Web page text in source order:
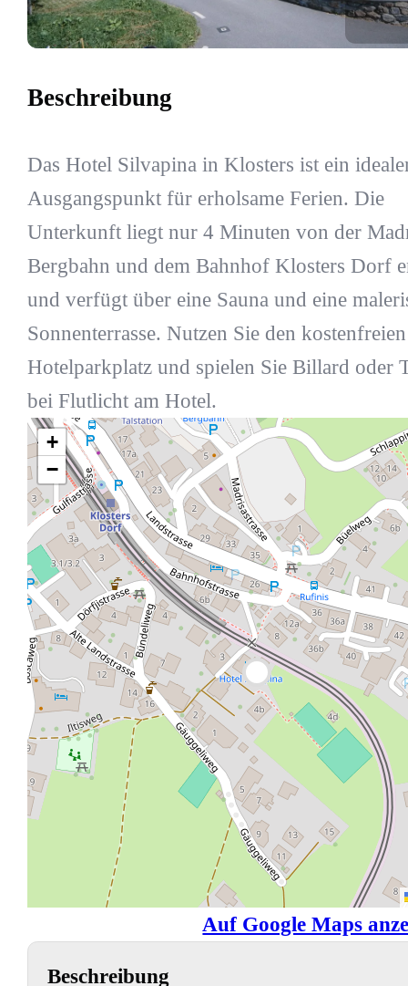
Beschreibung
Das Hotel Silvapina in Klosters ist ein
Ausgangspunkt für erholsame Ferien. Die
Unterkunft liegt nur 4 Minuten von der
Bergbahn und dem Bahnhof Klosters Dorf
und verfügt über eine Sauna und eine
Sonnenterrasse. Nutzen Sie den kostenfreien
Hotelparkplatz und spielen Sie Billard oder
bei Flutlicht am Hotel.
+
−
Auf Google Maps
Beschreibung